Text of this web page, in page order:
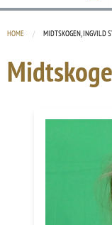
HOME CURRENT:
MIDTSKOGEN, INGVILD